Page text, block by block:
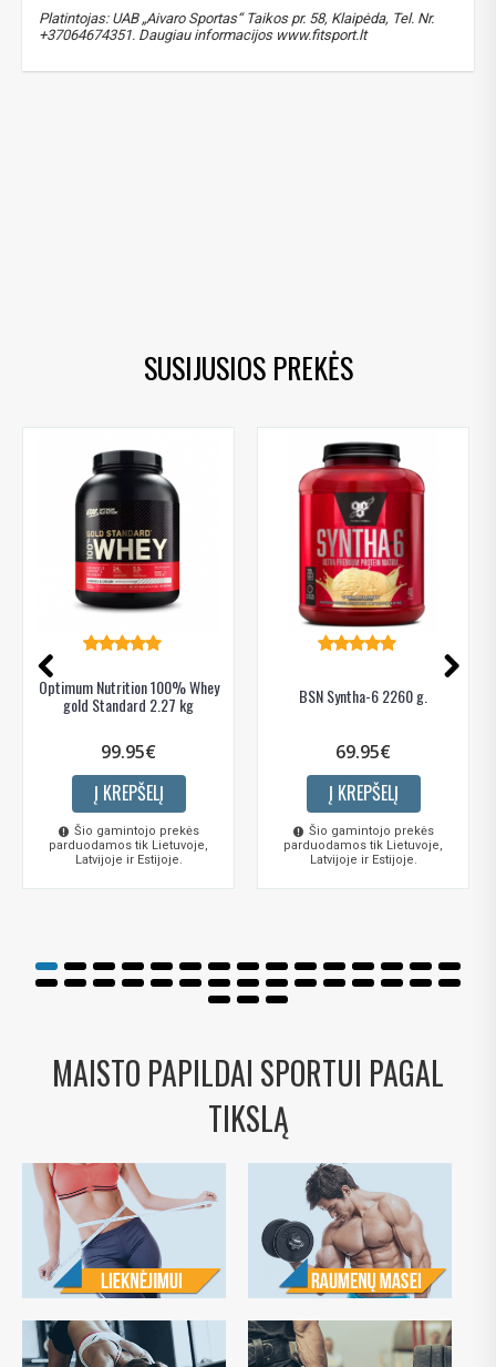
Platintojas: UAB „Aivaro Sportas“ Taikos pr. 58, Klaipėda, Tel. Nr.
+37064674351. Daugiau informacijos www.fitsport.lt​
SUSIJUSIOS PREKĖS
Optimum Nutrition 100% Whey
gold Standard 2.27 kg
99.95€
Į KREPŠELĮ
Šio gamintojo prekės
parduodamos tik Lietuvoje,
Latvijoje ir Estijoje.
BSN Syntha-6 2260 g.
69.95€
Į KREPŠELĮ
Šio gamintojo prekės
parduodamos tik Lietuvoje,
Latvijoje ir Estijoje.
MAISTO PAPILDAI SPORTUI PAGAL
TIKSLĄ